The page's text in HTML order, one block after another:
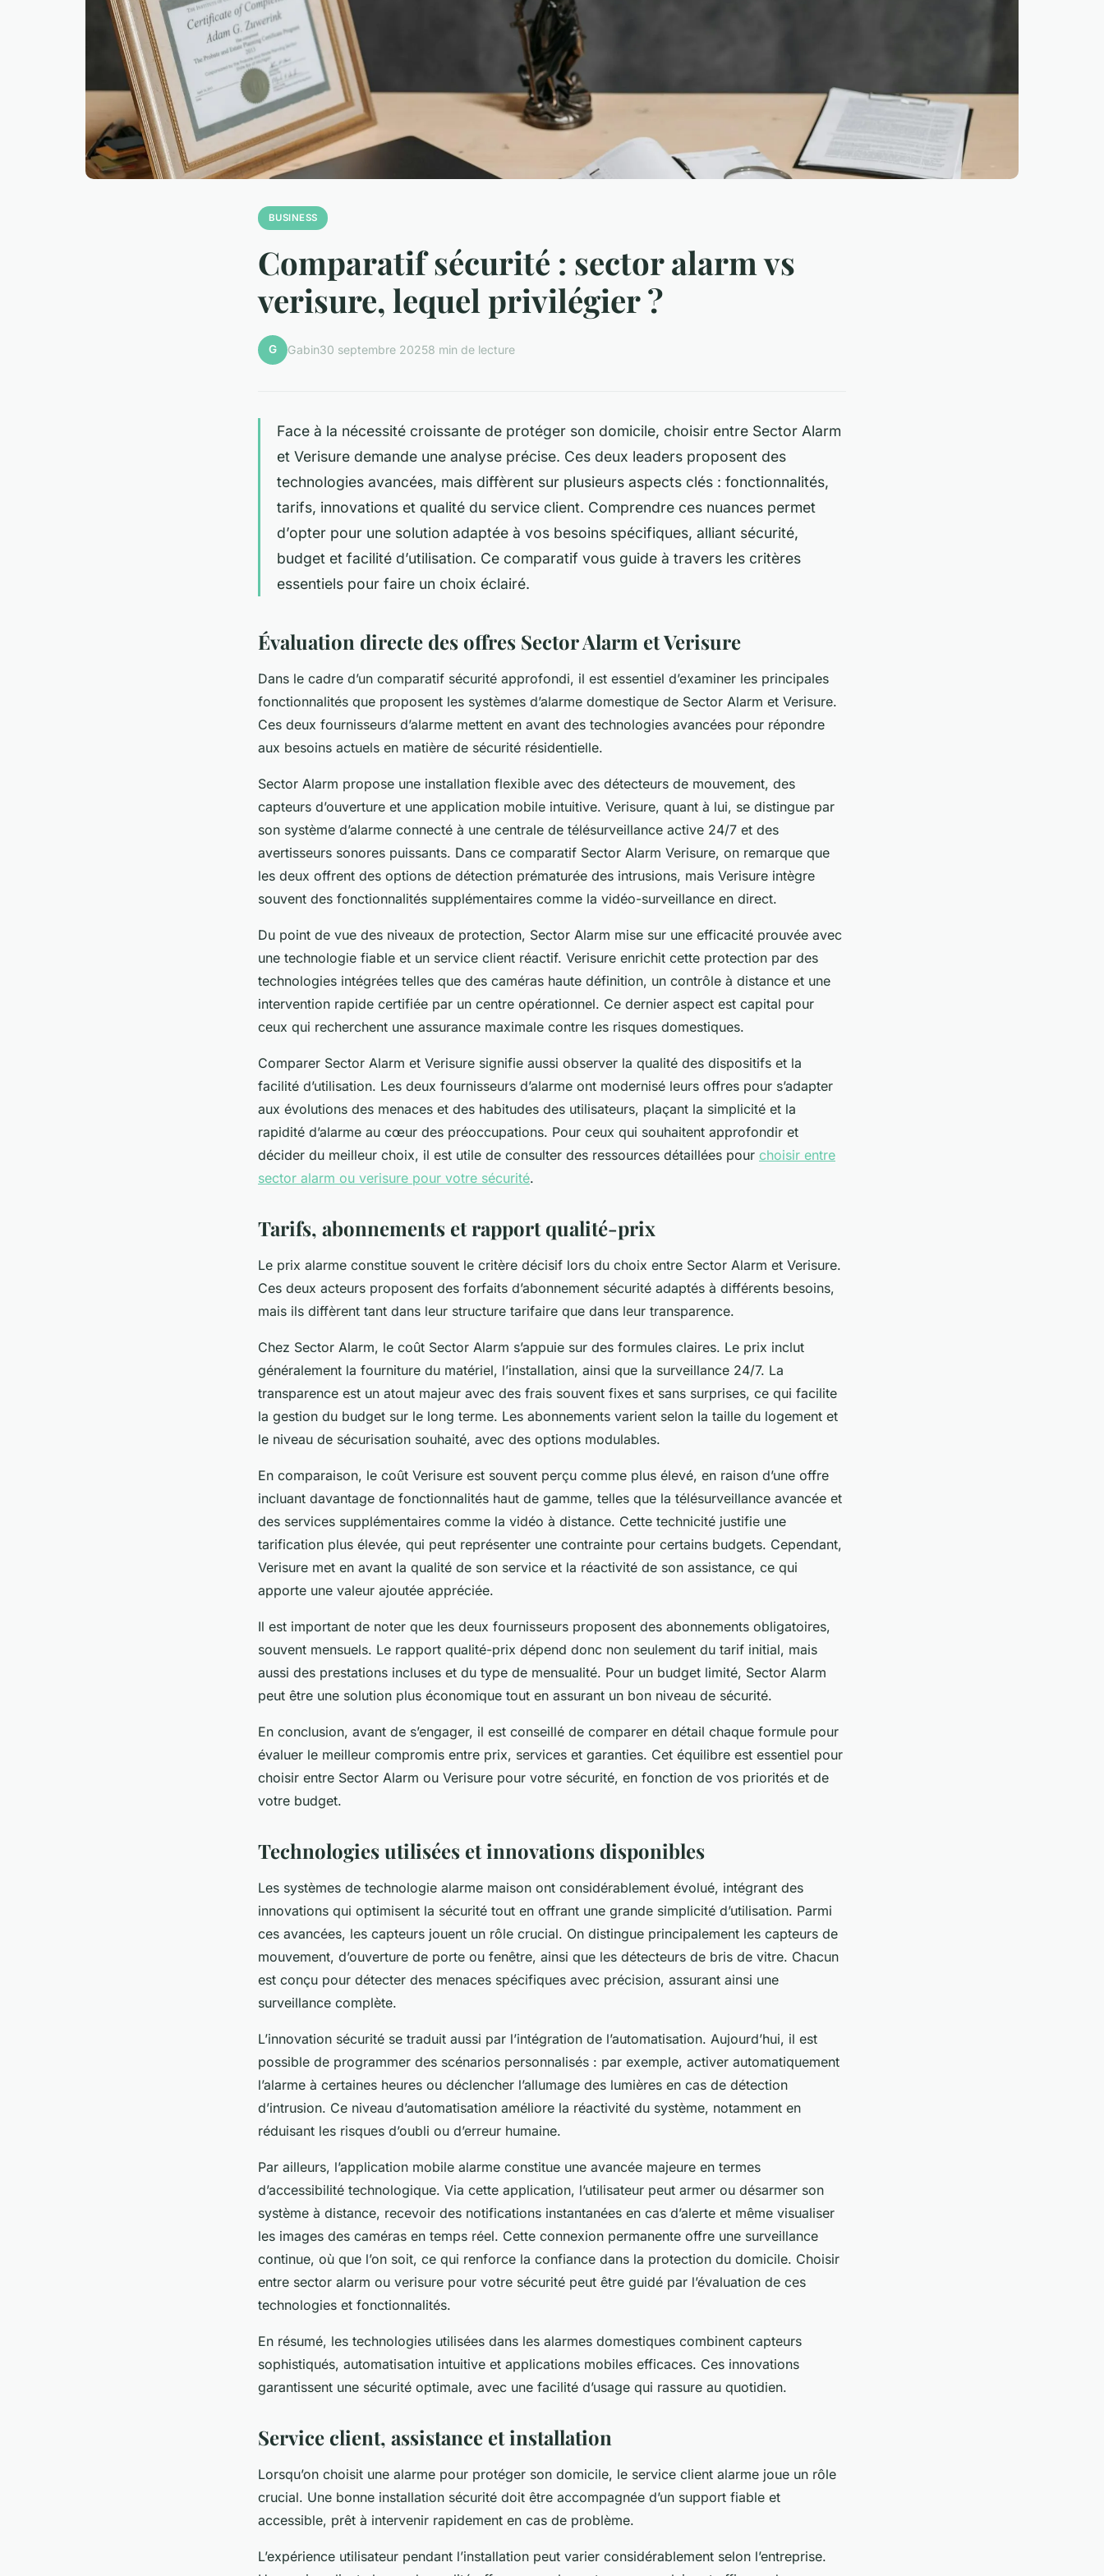
BUSINESS
Comparatif sécurité : sector alarm vs
verisure, lequel privilégier ?
G Gabin30 septembre 20258 min de lecture
Face à la nécessité croissante de protéger son domicile, choisir entre Sector Alarm
et Verisure demande une analyse précise. Ces deux leaders proposent des
technologies avancées, mais diffèrent sur plusieurs aspects clés : fonctionnalités,
tarifs, innovations et qualité du service client. Comprendre ces nuances permet
d’opter pour une solution adaptée à vos besoins spécifiques, alliant sécurité,
budget et facilité d’utilisation. Ce comparatif vous guide à travers les critères
essentiels pour faire un choix éclairé.
Évaluation directe des offres Sector Alarm et Verisure
Dans le cadre d’un comparatif sécurité approfondi, il est essentiel d’examiner les principales
fonctionnalités que proposent les systèmes d’alarme domestique de Sector Alarm et Verisure.
Ces deux fournisseurs d’alarme mettent en avant des technologies avancées pour répondre
aux besoins actuels en matière de sécurité résidentielle.
Sector Alarm propose une installation flexible avec des détecteurs de mouvement, des
capteurs d’ouverture et une application mobile intuitive. Verisure, quant à lui, se distingue par
son système d’alarme connecté à une centrale de télésurveillance active 24/7 et des
avertisseurs sonores puissants. Dans ce comparatif Sector Alarm Verisure, on remarque que
les deux offrent des options de détection prématurée des intrusions, mais Verisure intègre
souvent des fonctionnalités supplémentaires comme la vidéo-surveillance en direct.
Du point de vue des niveaux de protection, Sector Alarm mise sur une efficacité prouvée avec
une technologie fiable et un service client réactif. Verisure enrichit cette protection par des
technologies intégrées telles que des caméras haute définition, un contrôle à distance et une
intervention rapide certifiée par un centre opérationnel. Ce dernier aspect est capital pour
ceux qui recherchent une assurance maximale contre les risques domestiques.
Comparer Sector Alarm et Verisure signifie aussi observer la qualité des dispositifs et la
facilité d’utilisation. Les deux fournisseurs d’alarme ont modernisé leurs offres pour s’adapter
aux évolutions des menaces et des habitudes des utilisateurs, plaçant la simplicité et la
rapidité d’alarme au cœur des préoccupations. Pour ceux qui souhaitent approfondir et
décider du meilleur choix, il est utile de consulter des ressources détaillées pour choisir entre
sector alarm ou verisure pour votre sécurité.
Tarifs, abonnements et rapport qualité-prix
Le prix alarme constitue souvent le critère décisif lors du choix entre Sector Alarm et Verisure.
Ces deux acteurs proposent des forfaits d’abonnement sécurité adaptés à différents besoins,
mais ils diffèrent tant dans leur structure tarifaire que dans leur transparence.
Chez Sector Alarm, le coût Sector Alarm s’appuie sur des formules claires. Le prix inclut
généralement la fourniture du matériel, l’installation, ainsi que la surveillance 24/7. La
transparence est un atout majeur avec des frais souvent fixes et sans surprises, ce qui facilite
la gestion du budget sur le long terme. Les abonnements varient selon la taille du logement et
le niveau de sécurisation souhaité, avec des options modulables.
En comparaison, le coût Verisure est souvent perçu comme plus élevé, en raison d’une offre
incluant davantage de fonctionnalités haut de gamme, telles que la télésurveillance avancée et
des services supplémentaires comme la vidéo à distance. Cette technicité justifie une
tarification plus élevée, qui peut représenter une contrainte pour certains budgets. Cependant,
Verisure met en avant la qualité de son service et la réactivité de son assistance, ce qui
apporte une valeur ajoutée appréciée.
Il est important de noter que les deux fournisseurs proposent des abonnements obligatoires,
souvent mensuels. Le rapport qualité-prix dépend donc non seulement du tarif initial, mais
aussi des prestations incluses et du type de mensualité. Pour un budget limité, Sector Alarm
peut être une solution plus économique tout en assurant un bon niveau de sécurité.
En conclusion, avant de s’engager, il est conseillé de comparer en détail chaque formule pour
évaluer le meilleur compromis entre prix, services et garanties. Cet équilibre est essentiel pour
choisir entre Sector Alarm ou Verisure pour votre sécurité, en fonction de vos priorités et de
votre budget.
Technologies utilisées et innovations disponibles
Les systèmes de technologie alarme maison ont considérablement évolué, intégrant des
innovations qui optimisent la sécurité tout en offrant une grande simplicité d’utilisation. Parmi
ces avancées, les capteurs jouent un rôle crucial. On distingue principalement les capteurs de
mouvement, d’ouverture de porte ou fenêtre, ainsi que les détecteurs de bris de vitre. Chacun
est conçu pour détecter des menaces spécifiques avec précision, assurant ainsi une
surveillance complète.
L’innovation sécurité se traduit aussi par l’intégration de l’automatisation. Aujourd’hui, il est
possible de programmer des scénarios personnalisés : par exemple, activer automatiquement
l’alarme à certaines heures ou déclencher l’allumage des lumières en cas de détection
d’intrusion. Ce niveau d’automatisation améliore la réactivité du système, notamment en
réduisant les risques d’oubli ou d’erreur humaine.
Par ailleurs, l’application mobile alarme constitue une avancée majeure en termes
d’accessibilité technologique. Via cette application, l’utilisateur peut armer ou désarmer son
système à distance, recevoir des notifications instantanées en cas d’alerte et même visualiser
les images des caméras en temps réel. Cette connexion permanente offre une surveillance
continue, où que l’on soit, ce qui renforce la confiance dans la protection du domicile. Choisir
entre sector alarm ou verisure pour votre sécurité peut être guidé par l’évaluation de ces
technologies et fonctionnalités.
En résumé, les technologies utilisées dans les alarmes domestiques combinent capteurs
sophistiqués, automatisation intuitive et applications mobiles efficaces. Ces innovations
garantissent une sécurité optimale, avec une facilité d’usage qui rassure au quotidien.
Service client, assistance et installation
Lorsqu’on choisit une alarme pour protéger son domicile, le service client alarme joue un rôle
crucial. Une bonne installation sécurité doit être accompagnée d’un support fiable et
accessible, prêt à intervenir rapidement en cas de problème.
L’expérience utilisateur pendant l’installation peut varier considérablement selon l’entreprise.